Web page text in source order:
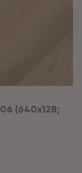
(640х128;